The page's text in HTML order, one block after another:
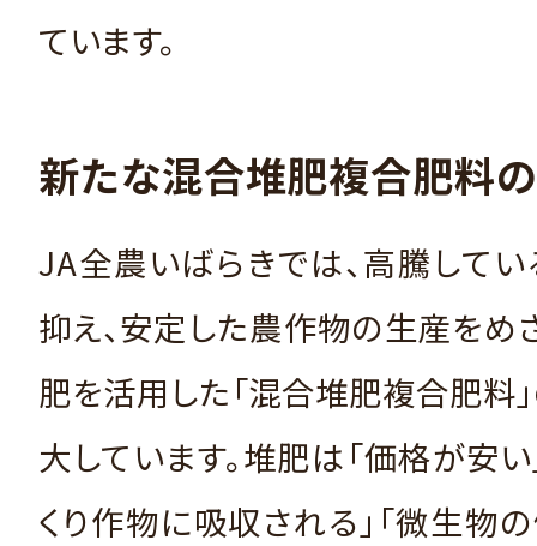
ています。
新たな混合堆肥複合肥料
JA全農いばらきでは、高騰して
抑え、安定した農作物の生産をめ
肥を活用した「混合堆肥複合肥料
大しています。堆肥は「価格が安い
くり作物に吸収される」「微生物